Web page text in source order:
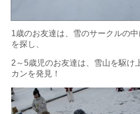
1歳のお友達は、雪のサークルの
を探し、
2～5歳児のお友達は、雪山を駆け
カンを発見！